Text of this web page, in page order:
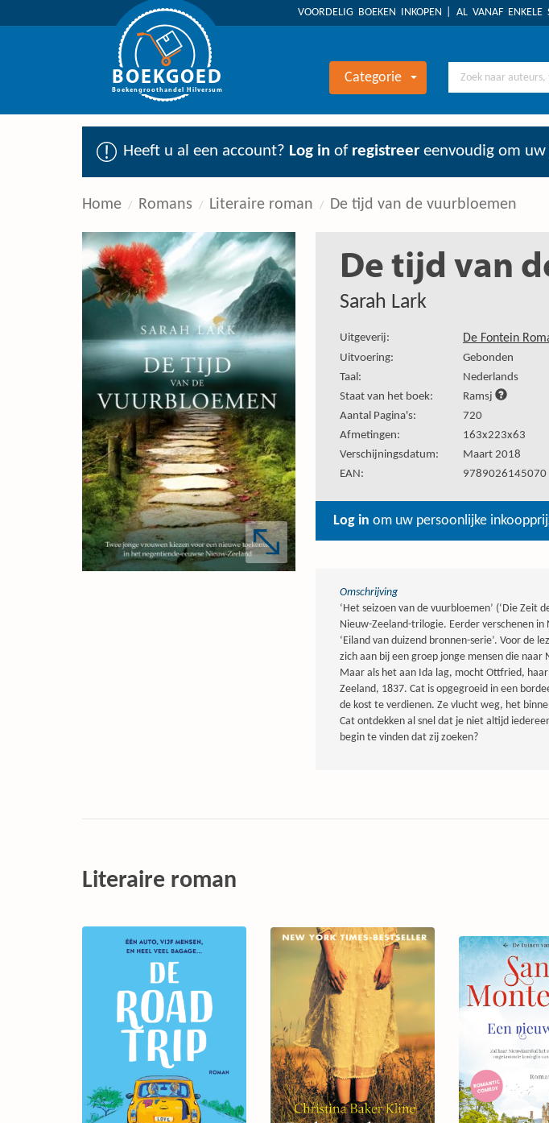
VOORDELIG BOEKEN INKOPEN AL VANAF ENKELE
BOEKGOED
Boekengroothandel Hilversum
Categorie
Heeft u al een account? Log in of registreer eenvoudig om
Home Romans Literaire roman De tijd van de vuurbloemen
De tijd van
Sarah Lark
Uitgeverij: De Fontein
Uitvoering:
Gebonden
Taal:
Nederlands
Staat van het boek:
Ramsj
Aantal Pagina's:
720
Afmetingen:
163x223x63
Verschijningsdatum:
Maart 2018
EAN:
9789026145070
Log in om uw persoonlijke
Omschrijving
‘Het seizoen van de vuurbloemen’ (‘Die Zeit
Nieuw-Zeeland-trilogie. Eerder verschenen
‘Eiland van duizend bronnen-serie’. Voor de
zich aan bij een groep jonge mensen die
Maar als het aan Ida lag, mocht Ottfried,
Zeeland, 1837. Cat is opgegroeid in een
de kost te verdienen. Ze vlucht weg, het
Cat ontdekken al snel dat je niet altijd
begin te vinden dat zij zoeken?
Literaire roman